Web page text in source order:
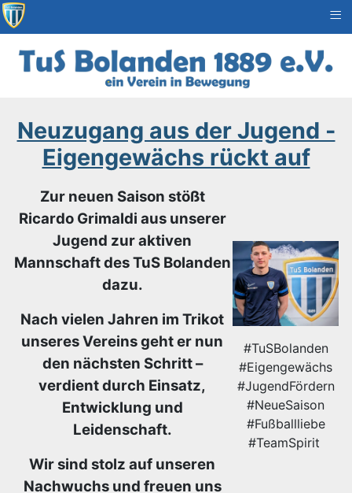
Neuzugang aus der Jugend -
Eigengewächs rückt auf
Zur neuen Saison stößt
Ricardo Grimaldi aus unserer
Jugend zur aktiven
Mannschaft des TuS Bolanden
dazu.
Nach vielen Jahren im Trikot
unseres Vereins geht er nun
den nächsten Schritt –
verdient durch Einsatz,
Entwicklung und
Leidenschaft.
Wir sind stolz auf unseren
Nachwuchs und freuen uns
#TuSBolanden
#Eigengewächs
#JugendFördern
#NeueSaison
#Fußballliebe
#TeamSpirit ‎
≡